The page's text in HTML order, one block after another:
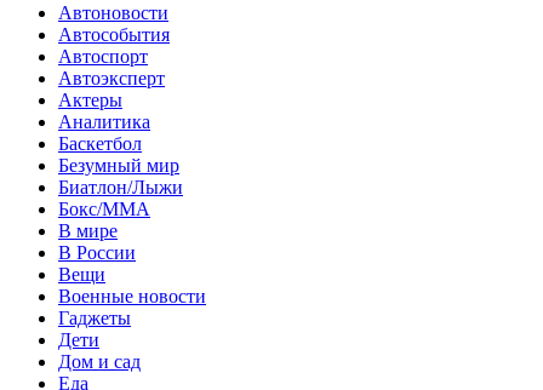
Автоновости
Автособытия
Автоспорт
Автоэксперт
Актеры
Аналитика
Баскетбол
Безумный мир
Биатлон/Лыжи
Бокс/MMA
В мире
В России
Вещи
Военные новости
Гаджеты
Дети
Дом и сад
Еда